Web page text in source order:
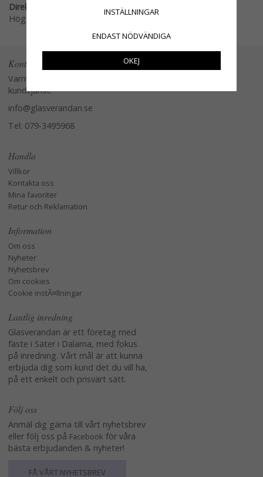
Direktlänk:
Högerklicka och kopiera adressen
Kontakta oss
Varmt välkommen att kontakta vår
kundtjänst.
info@glasverandan.se
Tel: 079-3495968
Handla
Villkor
Kontakta oss
Mina favoriter
Retur och Reklamation
Information
Om oss
Nyheter
Nyhetsbrev
Om cookies
Cookie instÃ¤llningar
Lantlig inredning
Glasverandan är ett företag med
fäste i Säter i Dalarna, med fokus
på inredning. Vårt mål är att kunna
erbjuda dig som kund det du vill ha,
på ett enkelt och prisvärt sätt.
Följ oss
Anmäl dig gärna till vårt nyhetsbrev
eller följ oss på Facebook för våra
bästa erbjudanden & nyheter!
FÅ VÅRT NYHETSBREV
INSTÄLLNINGAR
ENDAST NÖDVÄNDIGA
OKEJ